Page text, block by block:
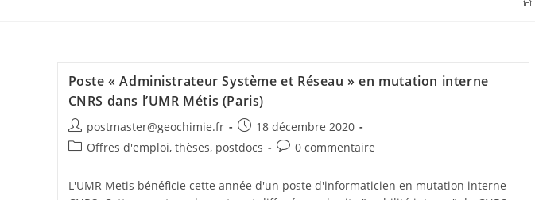
Poste « Administrateur Système et Réseau » en mutation interne
CNRS dans l’UMR Métis (Paris)
postmaster@geochimie.fr
18 décembre 2020
Offres d'emploi, thèses, postdocs
0 commentaire
L'UMR Metis bénéficie cette année d'un poste d'informaticien en mutation interne